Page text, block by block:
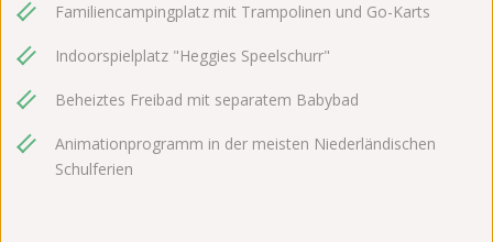
Familiencampingplatz mit Trampolinen und Go-Karts
Indoorspielplatz "Heggies Speelschurr"
Beheiztes Freibad mit separatem Babybad
Animationprogramm in der meisten Niederländischen
Schulferien